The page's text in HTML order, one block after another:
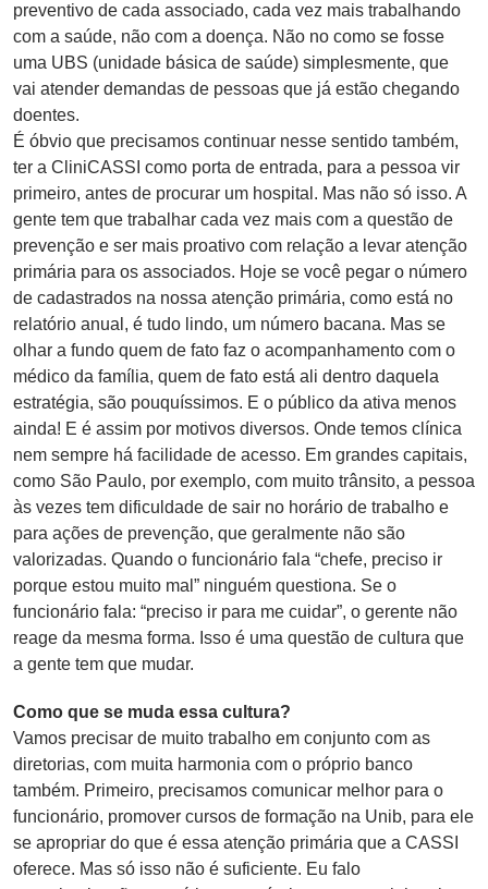
preventivo de cada associado, cada vez mais trabalhando
com a saúde, não com a doença. Não no como se fosse
uma UBS (unidade básica de saúde) simplesmente, que
vai atender demandas de pessoas que já estão chegando
doentes.
É óbvio que precisamos continuar nesse sentido também,
ter a CliniCASSI como porta de entrada, para a pessoa vir
primeiro, antes de procurar um hospital. Mas não só isso. A
gente tem que trabalhar cada vez mais com a questão de
prevenção e ser mais proativo com relação a levar atenção
primária para os associados. Hoje se você pegar o número
de cadastrados na nossa atenção primária, como está no
relatório anual, é tudo lindo, um número bacana. Mas se
olhar a fundo quem de fato faz o acompanhamento com o
médico da família, quem de fato está ali dentro daquela
estratégia, são pouquíssimos. E o público da ativa menos
ainda! E é assim por motivos diversos. Onde temos clínica
nem sempre há facilidade de acesso. Em grandes capitais,
como São Paulo, por exemplo, com muito trânsito, a pessoa
às vezes tem dificuldade de sair no horário de trabalho e
para ações de prevenção, que geralmente não são
valorizadas. Quando o funcionário fala “chefe, preciso ir
porque estou muito mal” ninguém questiona. Se o
funcionário fala: “preciso ir para me cuidar”, o gerente não
reage da mesma forma. Isso é uma questão de cultura que
a gente tem que mudar.
Como que se muda essa cultura?
Vamos precisar de muito trabalho em conjunto com as
diretorias, com muita harmonia com o próprio banco
também. Primeiro, precisamos comunicar melhor para o
funcionário, promover cursos de formação na Unib, para ele
se apropriar do que é essa atenção primária que a CASSI
oferece. Mas só isso não é suficiente. Eu falo